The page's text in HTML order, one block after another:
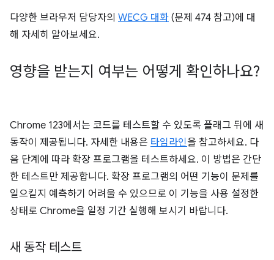
다양한 브라우저 담당자의 WECG 대화 (문제 474 참고)에 대
해 자세히 알아보세요.
영향을 받는지 여부는 어떻게 확인하나요?
Chrome 123에서는 코드를 테스트할 수 있도록 플래그 뒤에 새
동작이 제공됩니다. 자세한 내용은 타임라인을 참고하세요. 다
음 단계에 따라 확장 프로그램을 테스트하세요. 이 방법은 간단
한 테스트만 제공합니다. 확장 프로그램의 어떤 기능이 문제를
일으킬지 예측하기 어려울 수 있으므로 이 기능을 사용 설정한
상태로 Chrome을 일정 기간 실행해 보시기 바랍니다.
새 동작 테스트